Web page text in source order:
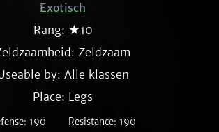
Exotisch
Rang: ★10
Zeldzaam
by: Alle klassen
Place: Legs
190 Resistance: 190